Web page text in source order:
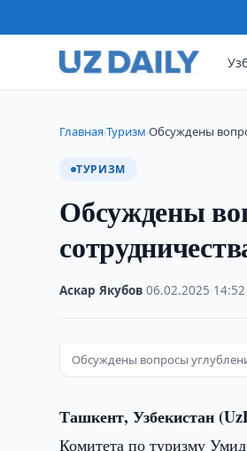
Главная›Туризм›Обсуждены
ТУРИЗМ
Обсуждены
Аскар Якубов ·06.02.2025 14:52
Обсуждены вопросы
Ташкент, Узбекистан
Комитета по туризму